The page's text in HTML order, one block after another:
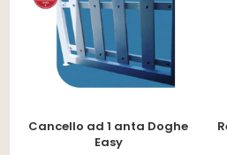
Cancello ad 1 anta Doghe
Easy